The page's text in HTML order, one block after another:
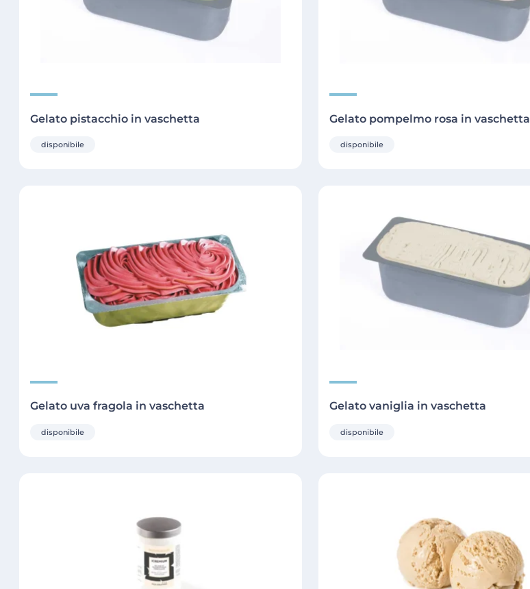
Gelato pistacchio in vaschetta
disponibile
Gelato pompelmo rosa in vaschetta
disponibile
Gelato uva fragola in vaschetta
disponibile
Gelato vaniglia in vaschetta
disponibile